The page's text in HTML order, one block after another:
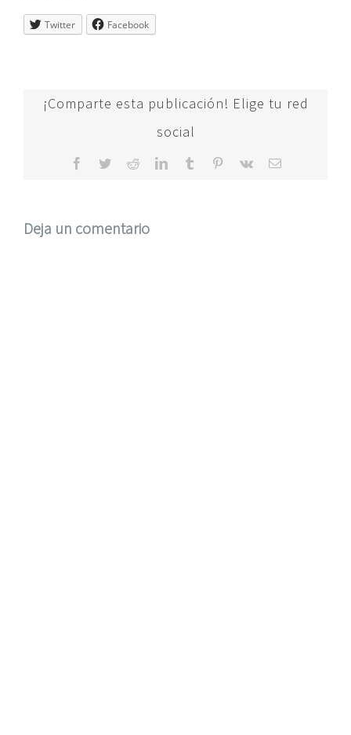
Twitter Facebook
¡Comparte esta publicación! Elige tu red
social
Facebook
TwitterRedditLinkedInTumblr Pinterest
Vk
Correo
Deja un comentario